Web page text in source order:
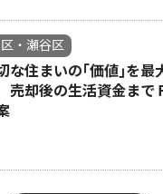
・瀬谷区
な住まいの｢価値｣を
売却後の生活資金まで